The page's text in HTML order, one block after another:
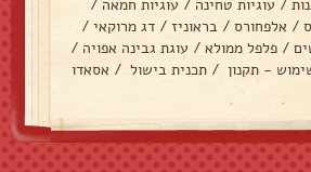
/ עוגיות טחינה / עוגיות חמאה /
/ אלפחורס / בראוניז / דג מרוקאי /
/ פלפל ממולא / עוגת גבינה אפויה /
- תקנון / תכנית בישול / אסאדו